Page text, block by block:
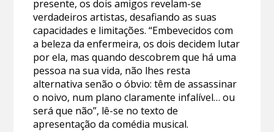
presente, os dois amigos revelam-se
verdadeiros artistas, desafiando as suas
capacidades e limitações. “Embevecidos com
a beleza da enfermeira, os dois decidem lutar
por ela, mas quando descobrem que há uma
pessoa na sua vida, não lhes resta
alternativa senão o óbvio: têm de assassinar
o noivo, num plano claramente infalível… ou
será que não”, lê-se no texto de
apresentação da comédia musical.